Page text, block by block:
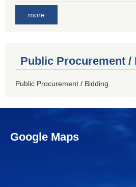
more
Public Procurement /
Public Procurement / Bidding
Google Maps